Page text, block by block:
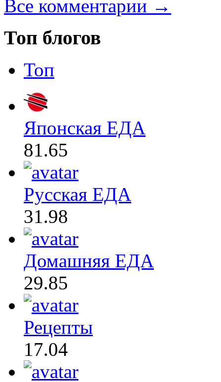
Все комментарии →
Топ блогов
Топ
Японская ЕДА
81.65
Русская ЕДА
31.98
Домашняя ЕДА
29.85
Рецепты
17.04